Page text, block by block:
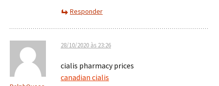
Responder
28/10/2020 às 23:26
cialis pharmacy prices
canadian cialis